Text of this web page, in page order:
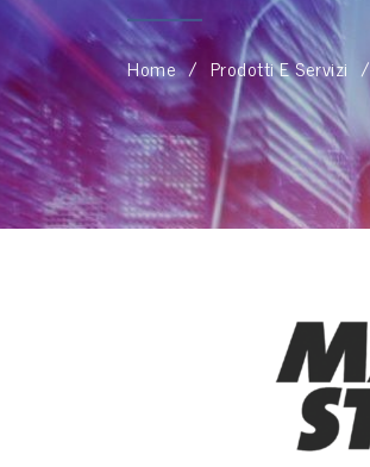
Home Prodotti E Servizi